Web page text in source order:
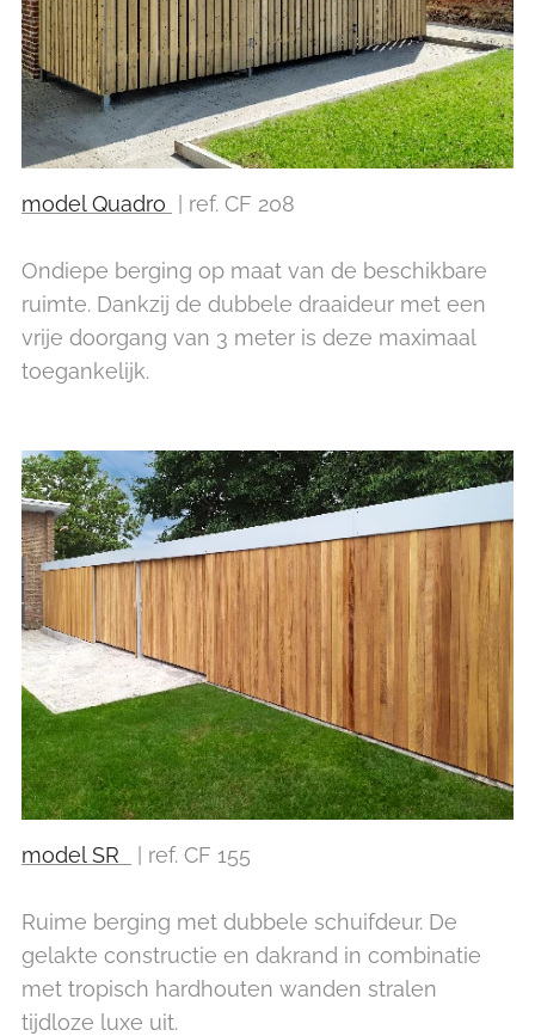
model Quadro | ref. CF 208
Ondiepe berging op maat van de beschikbare
ruimte. Dankzij de dubbele draaideur met een
vrije doorgang van 3 meter is deze maximaal
toegankelijk.
model SR | ref. CF 155
Ruime berging met dubbele schuifdeur. De
gelakte constructie en dakrand in combinatie
met tropisch hardhouten wanden stralen
tijdloze luxe uit.